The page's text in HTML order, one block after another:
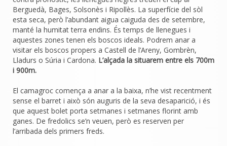
Berguedà, Bages, Solsonès i Ripollès. La superfície del sòl
esta seca, però l’abundant aigua caiguda des de setembre,
manté la humitat terra endins. És temps de llenegues i
aquestes zones tenen els boscos ideals. Podrem anar a
visitar els boscos propers a Castell de l’Areny, Gombrèn,
Lladurs o Súria i Cardona. L’alçada la situarem entre els 700m
i 900m.
El camagroc comença a anar a la baixa, n’he vist recentment
sense el barret i això són auguris de la seva desaparició, i és
que aquest bolet porta setmanes i setmanes florint amb
ganes. De fredolics se’n veuen, però es reserven per
l’arribada dels primers freds.